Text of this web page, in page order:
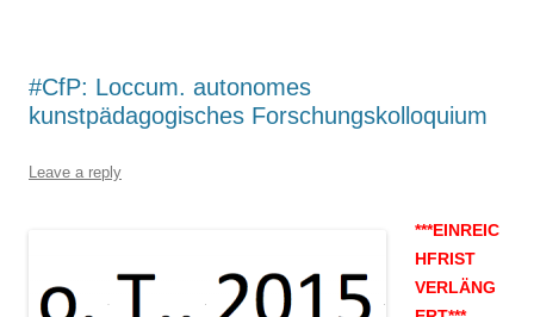
#CfP: Loccum. autonomes
kunstpädagogisches Forschungskolloquium
Leave a reply
***EINREIC
HFRIST
VERLÄNG